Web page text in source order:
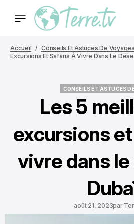
Accueil Conseils Et Astuces De Voyages
Excursions Et Safaris À Vivre Dans Le
CONSEILS ET ASTUCES
Les 5
excursions
vivre dans
août 21, 2023par